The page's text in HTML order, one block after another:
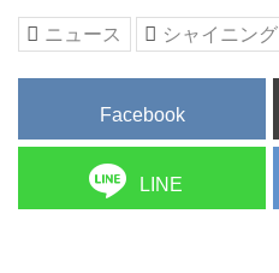
ニュース シャイニング
Facebook
LINE